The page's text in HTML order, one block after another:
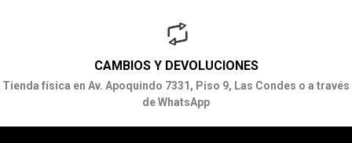
CAMBIOS Y DEVOLUCIONES
Tienda física en Av. Apoquindo 7331, Piso 9, Las Condes o a través
de WhatsApp